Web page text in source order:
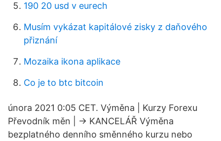
190 20 usd v eurech
Musím vykázat kapitálové zisky z daňového
přiznání
Mozaika ikona aplikace
Co je to btc bitcoin
února 2021 0:05 CET. Výměna | Kurzy Forexu
Převodník měn | -> KANCELÁŘ Výměna
bezplatného denního směnného kurzu nebo